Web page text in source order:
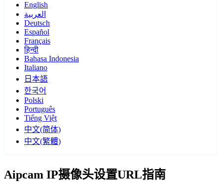
English
العربية
Deutsch
Español
Français
हिन्दी
Bahasa Indonesia
Italiano
日本語
한국어
Polski
Português
Tiếng Việt
中文(简体)
中文(繁體)
Aipcam IP摄像头设置URL指南